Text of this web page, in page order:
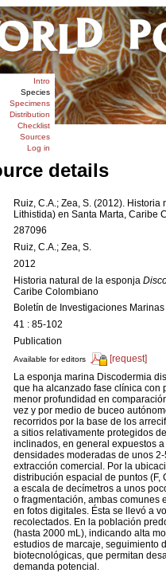
Intro
Species
Specimens
Distribution
Checklist
Sources
Log in
details
Ruiz, C.A.; Zea, S. (2012).
Lithistida) en Santa Marta, Caribe
287096
Ruiz, C.A.; Zea, S.
2012
Historia natural de la esponja
Caribe Colombiano
Boletín de Investigaciones
41 : 85-102
Publication
Available for editors
[request]
La esponja marina Discodermia
que ha alcanzado fase clínica con
menor profundidad en
vez y por medio de buceo
recorridos por la base de los
a sitios relativamente protegidos
inclinados, en general expuestos
densidades moderadas de unos
extracción comercial. Por la
distribución espacial de puntos (F,
a escala de decímetros a unos
o fragmentación, ambas comunes
en fotos digitales. Ésta se llevó a
recolectados. En la población
(hasta 2000 mL), indicando alta
estudios de marcaje, seguimiento
biotecnológicas, que permitan
demanda potencial.